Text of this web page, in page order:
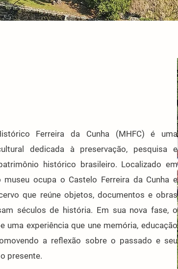
Ferreira da Cunha (MHFC) é uma
dedicada à preservação, pesquisa e
histórico brasileiro. Localizado em
museu ocupa o Castelo Ferreira da Cunha e
que reúne objetos, documentos e obras
séculos de história. Em sua nova fase, o
uma experiência que une memória, educação
a reflexão sobre o passado e seu
presente.